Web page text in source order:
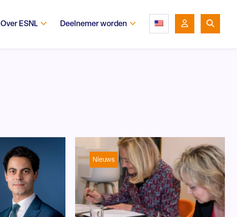
Over ESNL Deelnemer worden
Nieuws